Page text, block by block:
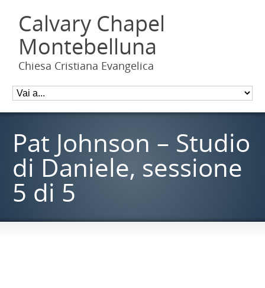
Calvary Chapel
Montebelluna
Chiesa Cristiana Evangelica
Pat Johnson – Studio
di Daniele, sessione
5 di 5